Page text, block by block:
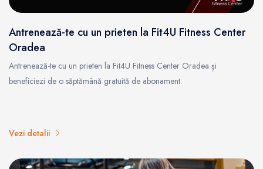
Antrenează-te cu un prieten la Fit4U Fitness Center
Oradea
Antrenează-te cu un prieten la Fit4U Fitness Center Oradea și
beneficiezi de o săptămână gratuită de abonament.
Vezi detalii